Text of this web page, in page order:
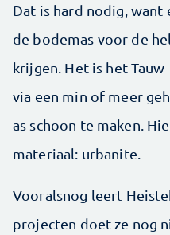
Dat is hard nodig, want
de bodemas voor de
krijgen. Het is het
via een min of meer
as schoon te maken.
materiaal: urbanite.
Vooralsnog leert
projecten doet ze nog